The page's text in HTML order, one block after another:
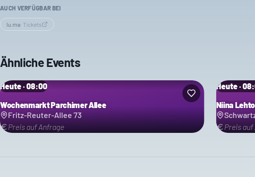
AUCH VERFÜGBAR BEI
lu.ma· Tickets
Ähnliche Events
Heute · 08:00
Wochenmarkt Parchimer Allee
Fritz-Reuter-Allee 73
Preis auf Anfrage
Heute ·
Niina
Preis